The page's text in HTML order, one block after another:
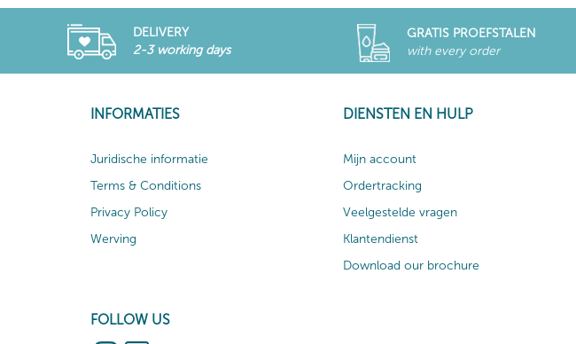
DELIVERY
2-3 working days
GRATIS PROEFSTALEN
with every order
INFORMATIES
Juridische informatie
Terms & Conditions
Privacy Policy
Werving
FOLLOW US
DIENSTEN EN HULP
Mijn account
Ordertracking
Veelgestelde vragen
Klantendienst
Download our brochure